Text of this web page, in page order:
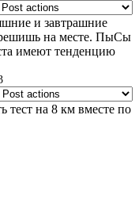
и завтрашние
на месте. ПыСы
имеют тенденцию
на 8 км вместе по